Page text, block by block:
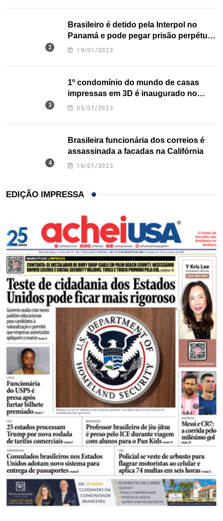
Brasileiro é detido pela Interpol no
Panamá e pode pegar prisão perpétua
nos EUA
19/01/2023
1º condomínio do mundo de casas
impressas em 3D é inaugurado no
Texas
05/01/2023
Brasileira funcionária dos correios é
assassinada a facadas na Califórnia
16/01/2023
EDIÇÃO IMPRESSA